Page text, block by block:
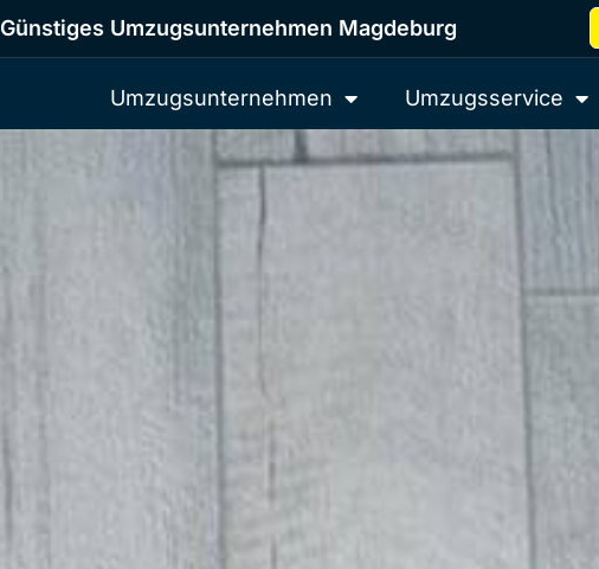
Günstiges Umzugsunternehmen Magdeburg
Umzugsunternehmen Umzugsservice